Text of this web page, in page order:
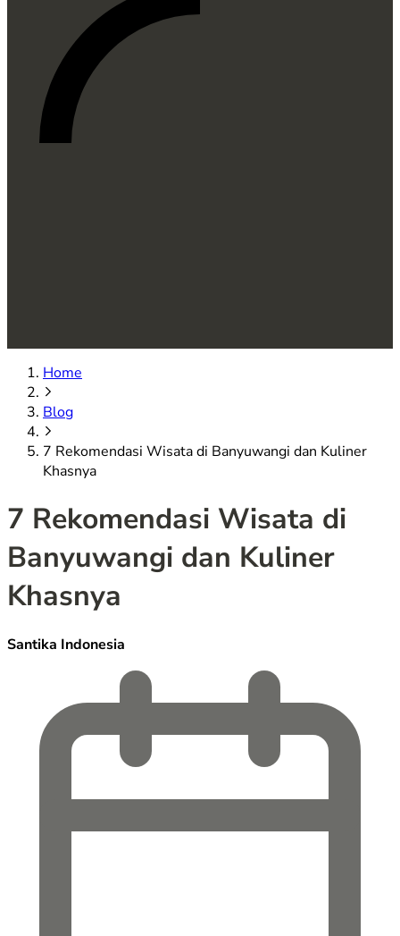
Home
Blog
7 Rekomendasi Wisata di Banyuwangi dan Kuliner
Khasnya
7 Rekomendasi Wisata di
Banyuwangi dan Kuliner
Khasnya
Santika Indonesia